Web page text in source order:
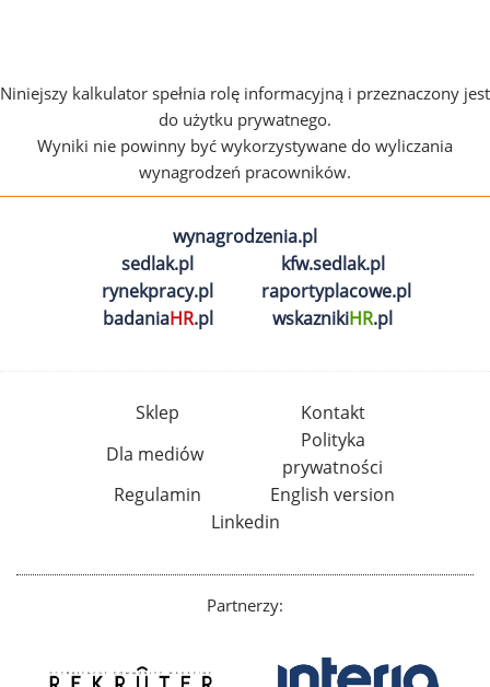
Niniejszy kalkulator spełnia rolę informacyjną i przeznaczony jest
do użytku prywatnego.
Wyniki nie powinny być wykorzystywane do wyliczania
wynagrodzeń pracowników.
wynagrodzenia.pl
sedlak.pl
kfw.sedlak.pl
rynekpracy.pl
raportyplacowe.pl
badaniaHR.pl wskaznikiHR.pl
Sklep
Kontakt
Dla mediów
Polityka
prywatności
Regulamin
English version
Linkedin
Partnerzy: